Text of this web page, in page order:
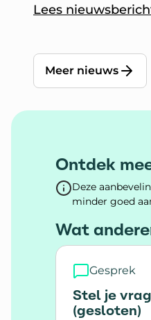
Kan gezonde
gezondere leefstijl?
lees je nu op MS.nl.
Lees
`Informatie over
Meer nieuws
Ontdek
Deze
minder goed
Wat
Gesprek
Stel je
(gesloten)